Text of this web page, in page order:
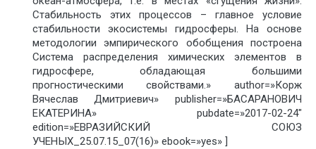
Стабильность этих процессов – главное условие
стабильности экосистемы гидросферы. На основе
методологии эмпирического обобщения построена
Система распределения химических элементов в
гидросфере, обладающая большими
прогностическими свойствами.» author=»Корж
Вячеслав Дмитриевич» publisher=»БАСАРАНОВИЧ
ЕКАТЕРИНА» pubdate=»2017-02-24″
edition=»ЕВРАЗИЙСКИЙ СОЮЗ
УЧЕНЫХ_25.07.15_07(16)» ebook=»yes» ]